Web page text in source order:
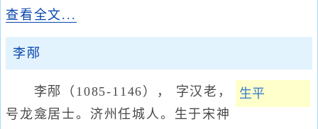
查看全文...
李邴
生平
李邴（1085-1146）， 字汉老，
号龙龛居士。济州任城人。生于宋神